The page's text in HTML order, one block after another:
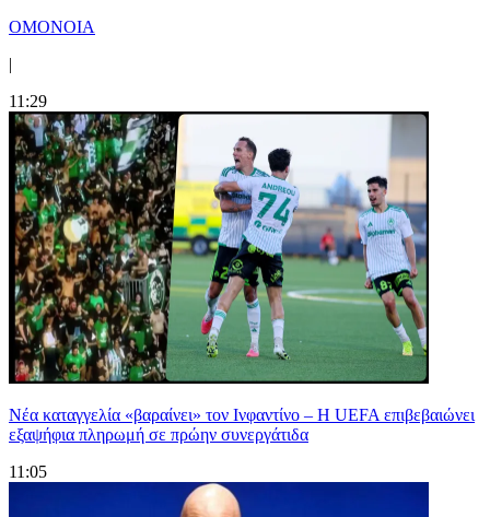
ΟΜΟΝΟΙΑ
|
11:29
Νέα καταγγελία «βαραίνει» τον Ινφαντίνο – Η UEFA επιβεβαιώνει
εξαψήφια πληρωμή σε πρώην συνεργάτιδα
11:05